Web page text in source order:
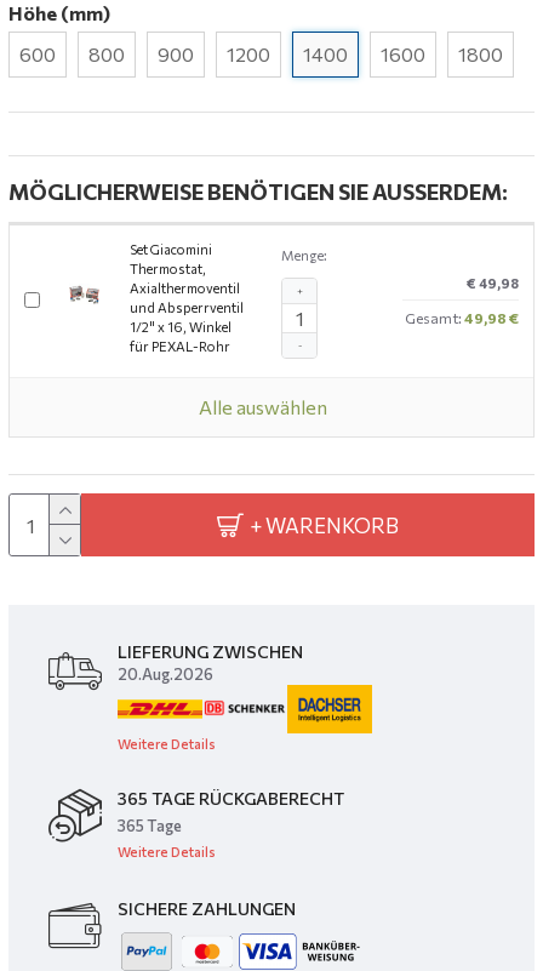
Höhe (mm)
600
800 900 1200 1400 1600 1800
MÖGLICHERWEISE BENÖTIGEN SIE AUSSERDEM:
Set Giacomini
Thermostat,
Axialthermoventil
und Absperrventil
1/2" x 16, Winkel
für PEXAL-Rohr
Menge:
-
+ € 49,98
Gesamt: 49,98 €
Alle auswählen
+ WARENKORB
LIEFERUNG ZWISCHEN
20.Aug.2026
Weitere Details
365 TAGE RÜCKGABERECHT
365 Tage
Weitere Details
SICHERE ZAHLUNGEN